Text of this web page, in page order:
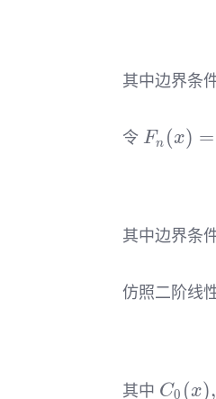
其中边界条
令Fn (x) =
其中边界条
仿照二阶线
其中 C0 (x),